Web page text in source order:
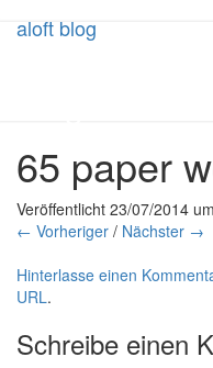
aloft blog
aloft blog
flying,
becoming a
65 paper
Veröffentlicht 23/07/2014 um
← Vorheriger / Nächster →
Hinterlasse einen
URL.
Schreibe einen